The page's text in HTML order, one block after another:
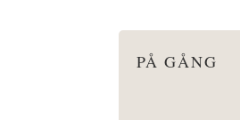
PÅ GÅNG